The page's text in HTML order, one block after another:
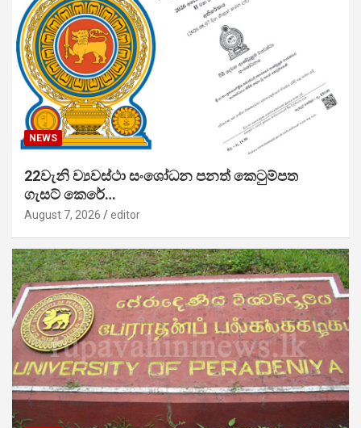
NEWS
22වැනි ව්‍යවස්ථා සංශෝධන පනත් කෙටුම්පත
ගැසට් කෙරේ…
August 7, 2026 editor